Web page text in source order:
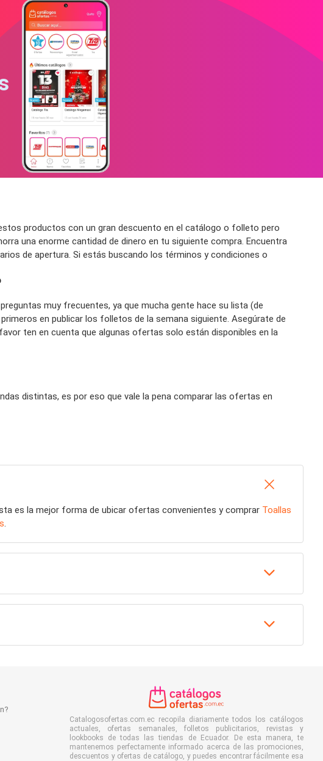
productos con un gran descuento en el catálogo o folleto pero
una enorme cantidad de dinero en tu siguiente compra. Encuentra
de apertura. Si estás buscando los términos y condiciones o
muy frecuentes, ya que mucha gente hace su lista (de
en publicar los folletos de la semana siguiente. Asegúrate de
ten en cuenta que algunas ofertas solo están disponibles en la
distintas, es por eso que vale la pena comparar las ofertas en
es la mejor forma de ubicar ofertas convenientes y comprar Toallas
Catalogosofertas.com.ec recopila diariamente todos los catálogos
actuales, ofertas semanales, folletos publicitarios, revistas y
lookbooks de todas las tiendas de Ecuador. De esta manera, te
mantenemos perfectamente informado acerca de las promociones,
descuentos y ofertas de catálogo, y puedes encontrar fácilmente esa